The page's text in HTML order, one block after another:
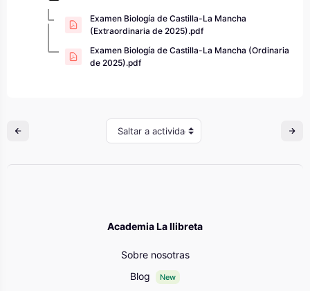
Examen Biología de Castilla-La Mancha
(Extraordinaria de 2025).pdf
Examen Biología de Castilla-La Mancha (Ordinaria
de 2025).pdf
Saltar a actividad
Academia La llibreta
Sobre nosotras
Blog
New